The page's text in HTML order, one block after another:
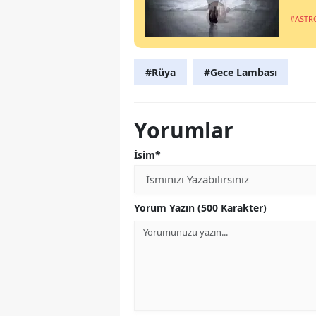
#Rüya #Gece Lambası
Yorumlar
İsim*
Yorum Yazın (500 Karakter)